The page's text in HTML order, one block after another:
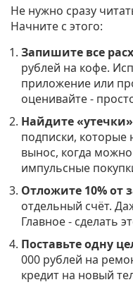
Не нужно сразу
Начните с этого:
Запишите все
рублей на кофе.
приложение или
оценивайте -
Найдите
подписки, которые
вынос, когда
импульсные
Отложите 10% от
отдельный счёт.
Главное - сделать
Поставьте одну
000 рублей на
кредит на новый